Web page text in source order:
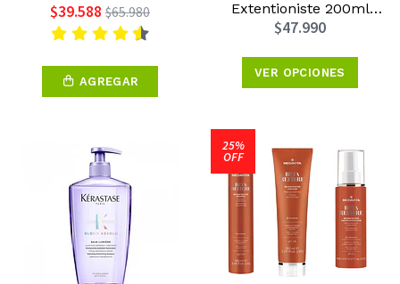
$39.588 $65.980
AGREGAR
Extentioniste 200ml
Kérastase
$47.990
VER OPCIONES
25%
OFF